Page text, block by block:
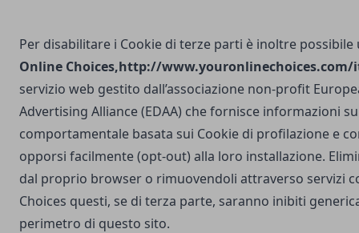
Per disabilitare i Cookie di terze parti è inoltre
Online Choices,http://www.youronlinechoices.com/
servizio web gestito dall’associazione non-profit
Advertising Alliance (EDAA) che fornisce informazioni
comportamentale basata sui Cookie di profilazione e
opporsi facilmente (opt-out) alla loro installazione.
dal proprio browser o rimuovendoli attraverso servizi
Choices questi, se di terza parte, saranno inibiti
perimetro di questo sito.